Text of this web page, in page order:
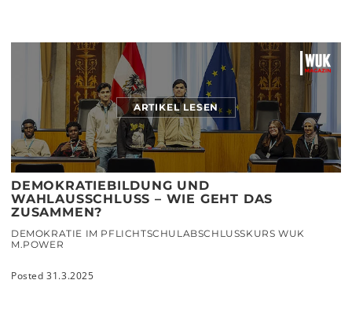
ARTIKEL LESEN
DEMOKRATIEBILDUNG UND
WAHLAUSSCHLUSS – WIE GEHT DAS
ZUSAMMEN?
DEMOKRATIE IM PFLICHTSCHULABSCHLUSSKURS WUK
M.POWER
Posted 31.3.2025